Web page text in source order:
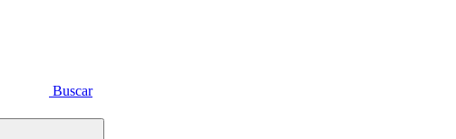
Buscar